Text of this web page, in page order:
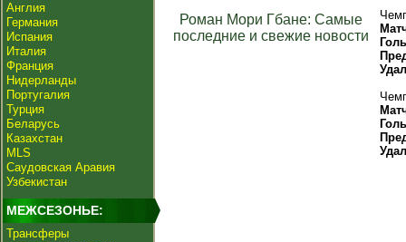
Англия
Германия
Испания
Италия
Франция
Нидерланды
Португалия
Турция
Беларусь
Казахстан
MLS
Саудовская Аравия
Узбекистан
МЕЖСЕЗОНЬЕ:
Трансферы
Роман Мори Гбане: Самые
последние и свежие новости